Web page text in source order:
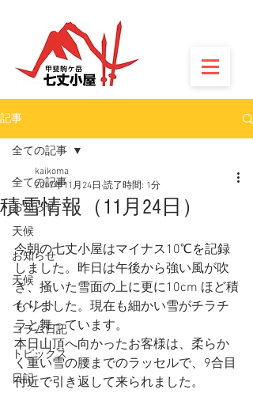
記事
全ての記事
お知らせ
天候
お知らせ
天候
イベント
コラム日記
トピックス
日記
全ての記事
積雪情報（11月24日）
kaikoma
2017年11月24日 読了時間: 1分
今朝の七丈小屋はマイナス10℃を記録
しました。昨日は午後から強い風が吹
き、掻いた雪面の上に更に10cm ほど積
もりました。現在も細かい雪がチラチ
ラと舞っています。
本日山頂へ向かったお客様は、柔らか
く重い雪の腰までのラッセルで、9合目
付近で引き返して来られました。